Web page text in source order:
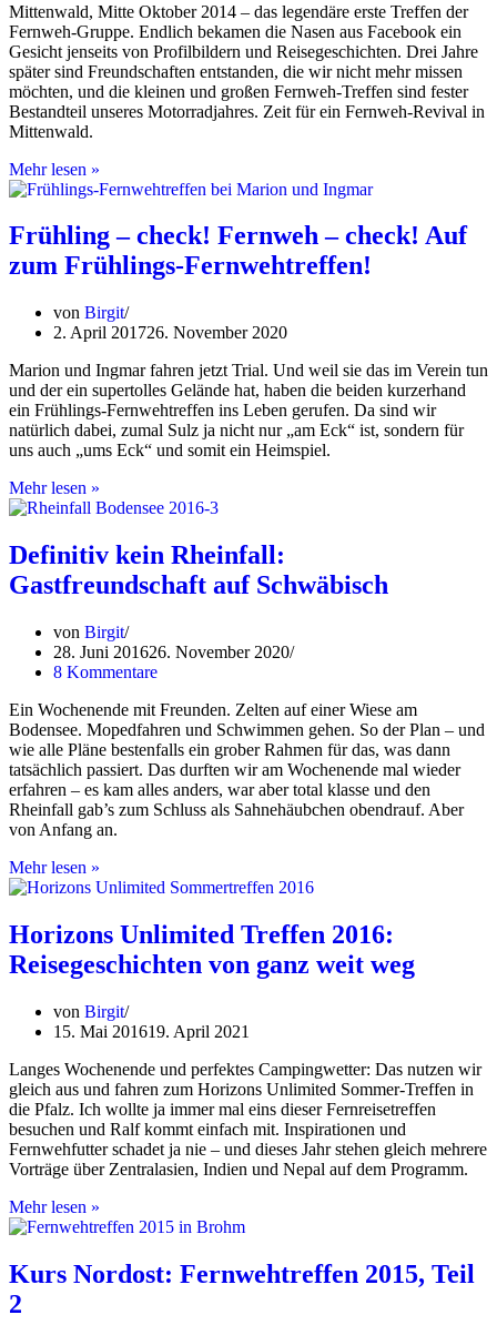
Mittenwald, Mitte Oktober 2014 – das legendäre erste Treffen der
Fernweh-Gruppe. Endlich bekamen die Nasen aus Facebook ein
Gesicht jenseits von Profilbildern und Reisegeschichten. Drei Jahre
später sind Freundschaften entstanden, die wir nicht mehr missen
möchten, und die kleinen und großen Fernweh-Treffen sind fester
Bestandteil unseres Motorradjahres. Zeit für ein Fernweh-Revival in
Mittenwald.
Mehr lesen »
Revival-
in
Mittenwald
Frühling – check! Fernweh – check! Auf
zum Frühlings-Fernwehtreffen!
von Birgit
2. April 201726. November 2020
Marion und Ingmar fahren jetzt Trial. Und weil sie das im Verein tun
und der ein supertolles Gelände hat, haben die beiden kurzerhand
ein Frühlings-Fernwehtreffen ins Leben gerufen. Da sind wir
natürlich dabei, zumal Sulz ja nicht nur „am Eck“ ist, sondern für
uns auch „ums Eck“ und somit ein Heimspiel.
Mehr lesen »
–
Fernweh
–
check!
zum
Frühlings-
Fernwehtreffen!
Definitiv kein Rheinfall:
Gastfreundschaft auf Schwäbisch
von Birgit
28. Juni 201626. November 2020
8 Kommentare
Ein Wochenende mit Freunden. Zelten auf einer Wiese am
Bodensee. Mopedfahren und Schwimmen gehen. So der Plan – und
wie alle Pläne bestenfalls ein grober Rahmen für das, was dann
tatsächlich passiert. Das durften wir am Wochenende mal wieder
erfahren – es kam alles anders, war aber total klasse und den
Rheinfall gab’s zum Schluss als Sahnehäubchen obendrauf. Aber
von Anfang an.
Mehr lesen »
kein
Gastfreundschaft
auf
Schwäbisch
Horizons Unlimited Treffen 2016:
Reisegeschichten von ganz weit weg
von Birgit
15. Mai 201619. April 2021
Langes Wochenende und perfektes Campingwetter: Das nutzen wir
gleich aus und fahren zum Horizons Unlimited Sommer-Treffen in
die Pfalz. Ich wollte ja immer mal eins dieser Fernreisetreffen
besuchen und Ralf kommt einfach mit. Inspirationen und
Fernwehfutter schadet ja nie – und dieses Jahr stehen gleich mehrere
Vorträge über Zentralasien, Indien und Nepal auf dem Programm.
Mehr lesen »
Unlimited
2016:
Reisegeschichten
Kurs Nordost: Fernwehtreffen 2015, Teil
2